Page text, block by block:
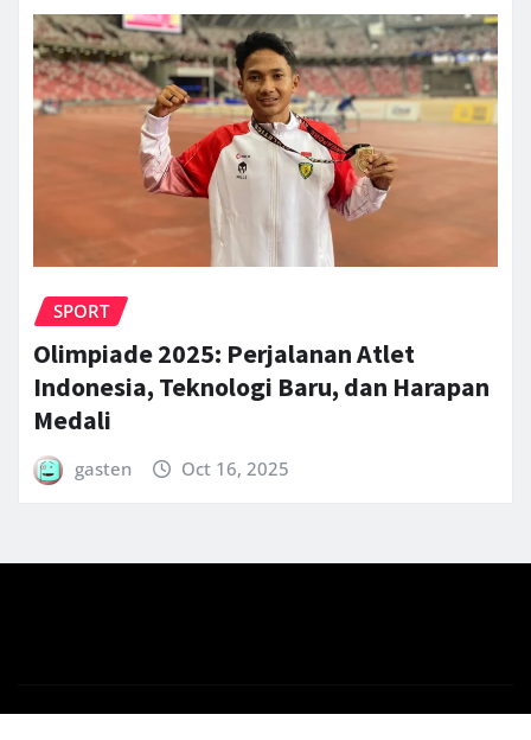
SPORT
Olimpiade 2025: Perjalanan Atlet
Indonesia, Teknologi Baru, dan Harapan
Medali
gasten Oct 16, 2025